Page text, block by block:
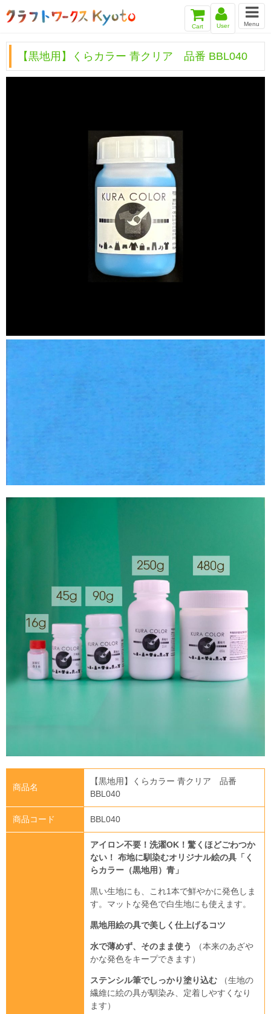
Cart User Menu
【黒地用】くらカラー 青クリア 品番 BBL040
商品名
【黒地用】くらカラー 青クリア 品番
BBL040
商品コード BBL040
アイロン不要！洗濯OK！驚くほどごわつか
ない！ 布地に馴染むオリジナル絵の具「く
らカラー（黒地用）青」
黒い生地にも、これ1本で鮮やかに発色しま
す。マットな発色で白生地にも使えます。
黒地用絵の具で美しく仕上げるコツ
水で薄めず、そのまま使う
（本来のあざや
かな発色をキープできます）
ステンシル筆でしっかり塗り込む （生地の
繊維に絵の具が馴染み、定着しやすくなり
ます）